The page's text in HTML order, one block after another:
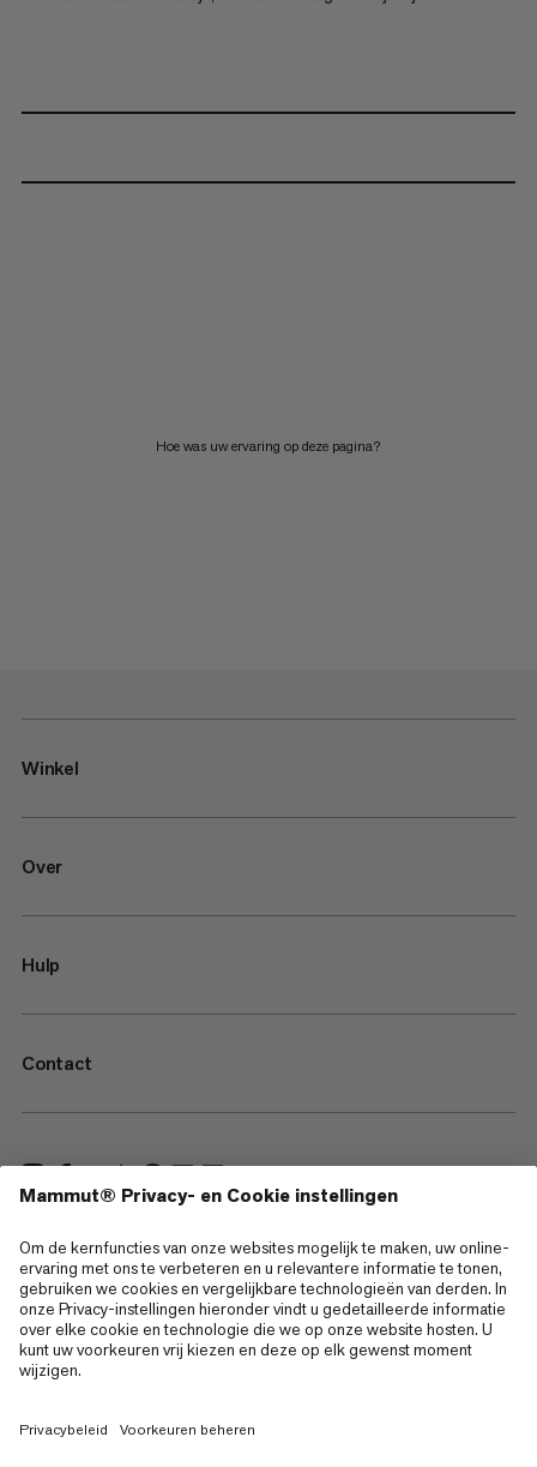
Hoe was uw ervaring op deze pagina?
Winkel
Over
Hulp
Contact
—
Sitemap
Cookies
Juridische kennisgeving